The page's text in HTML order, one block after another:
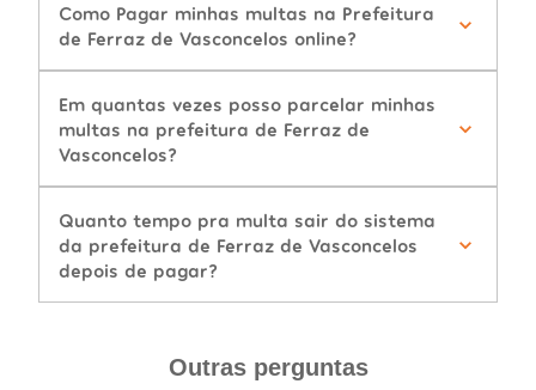
Como Pagar minhas multas na Prefeitura
de Ferraz de Vasconcelos online?
Em quantas vezes posso parcelar minhas
multas na prefeitura de Ferraz de
Vasconcelos?
Quanto tempo pra multa sair do sistema
da prefeitura de Ferraz de Vasconcelos
depois de pagar?
Outras perguntas